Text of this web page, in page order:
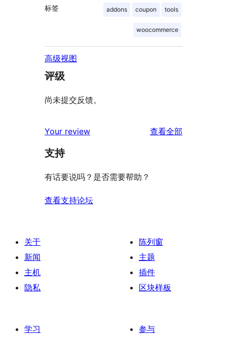
标签 addons coupon tools
woocommerce
高级视图
评级
尚未提交反馈。
Your review 查看全部
支持
有话要说吗？是否需要帮助？
查看支持论坛
关于
新闻
主机
隐私
陈列窗
主题
插件
区块样板
学习
参与